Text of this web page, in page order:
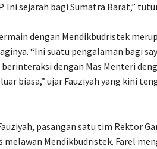
Ini sejarah bagi Sumatra Barat,”
dengan Mendikbudristek
“Ini suatu pengalaman bagi
berinteraksi dengan Mas Menteri
biasa,” ujar Fauziyah yang kini
pasangan satu tim Rektor
Mendikbudristek. Farel